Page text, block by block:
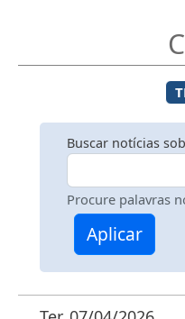
Buscar notícias
Procure palavras
Aplicar